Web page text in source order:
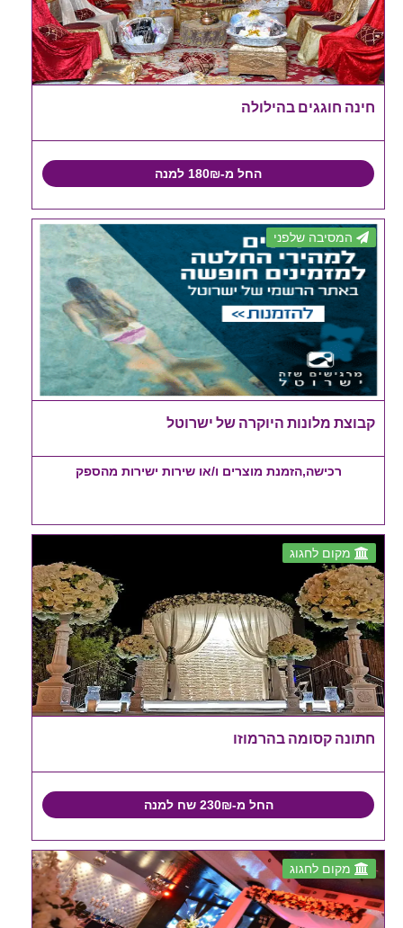
חינה חוגגים בהילולה
החל מ-180₪ למנה
המסיבה שלפני
קבוצת מלונות היוקרה של ישרוטל
רכישה,הזמנת מוצרים ו/או שירות ישירות מהספק
מקום לחגוג
חתונה קסומה בהרמוזו
החל מ-230₪ שח למנה
מקום לחגוג